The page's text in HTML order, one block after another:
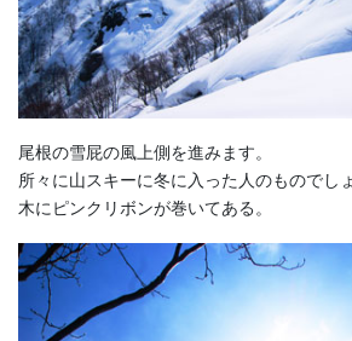
尾根の雪屁の風上側を進みます。
所々に山スキーに冬に入った人のものでし
木にピンクリボンが巻いてある。